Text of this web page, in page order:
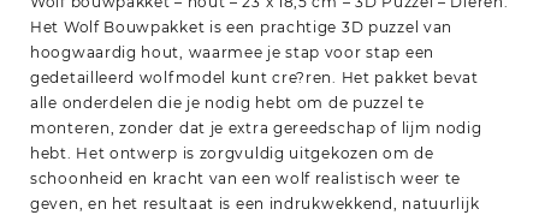
Het Wolf Bouwpakket is een prachtige 3D puzzel van
hoogwaardig hout, waarmee je stap voor stap een
gedetailleerd wolfmodel kunt cre?ren. Het pakket bevat
alle onderdelen die je nodig hebt om de puzzel te
monteren, zonder dat je extra gereedschap of lijm nodig
hebt. Het ontwerp is zorgvuldig uitgekozen om de
schoonheid en kracht van een wolf realistisch weer te
geven, en het resultaat is een indrukwekkend, natuurlijk